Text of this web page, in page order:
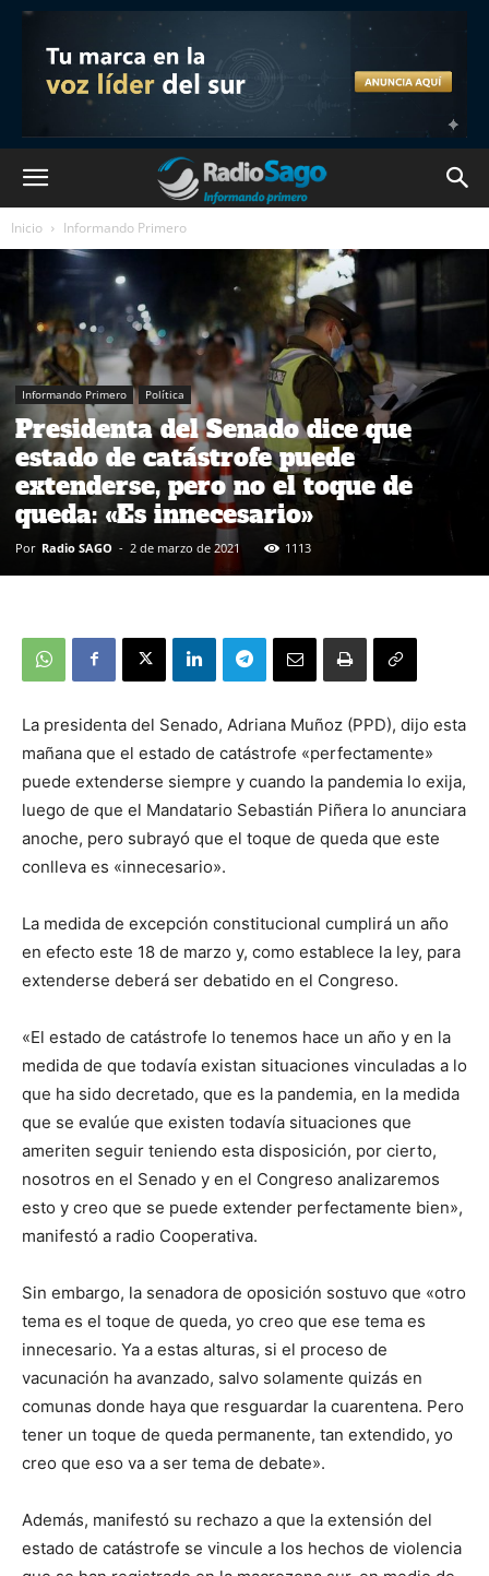
Inicio Informando Primero
Informando Primero Política
Presidenta del Senado dice que
estado de catástrofe puede
extenderse, pero no el toque de
queda: «Es innecesario»
Por Radio SAGO - 2 de marzo de 2021 1113
La presidenta del Senado, Adriana Muñoz (PPD), dijo esta
mañana que el estado de catástrofe «perfectamente»
puede extenderse siempre y cuando la pandemia lo exija,
luego de que el Mandatario Sebastián Piñera lo anunciara
anoche, pero subrayó que el toque de queda que este
conlleva es «innecesario».
La medida de excepción constitucional cumplirá un año
en efecto este 18 de marzo y, como establece la ley, para
extenderse deberá ser debatido en el Congreso.
«El estado de catástrofe lo tenemos hace un año y en la
medida de que todavía existan situaciones vinculadas a lo
que ha sido decretado, que es la pandemia, en la medida
que se evalúe que existen todavía situaciones que
ameriten seguir teniendo esta disposición, por cierto,
nosotros en el Senado y en el Congreso analizaremos
esto y creo que se puede extender perfectamente bien»,
manifestó a radio Cooperativa.
Sin embargo, la senadora de oposición sostuvo que «otro
tema es el toque de queda, yo creo que ese tema es
innecesario. Ya a estas alturas, si el proceso de
vacunación ha avanzado, salvo solamente quizás en
comunas donde haya que resguardar la cuarentena. Pero
tener un toque de queda permanente, tan extendido, yo
creo que eso va a ser tema de debate».
Además, manifestó su rechazo a que la extensión del
estado de catástrofe se vincule a los hechos de violencia